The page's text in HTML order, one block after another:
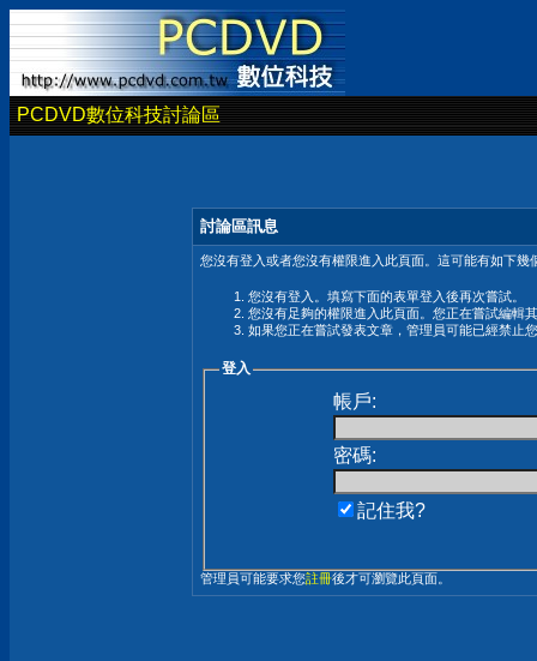
PCDVD數位科技討論區
討論區訊息
您沒有登入或者您沒有權限進入此頁面。這可能有如下幾
您沒有登入。填寫下面的表單登入後再次嘗試。
您沒有足夠的權限進入此頁面。您正在嘗試編輯
如果您正在嘗試發表文章，管理員可能已經禁止
登入
帳戶:
密碼:
記住我?
管理員可能要求您註冊後才可瀏覽此頁面。